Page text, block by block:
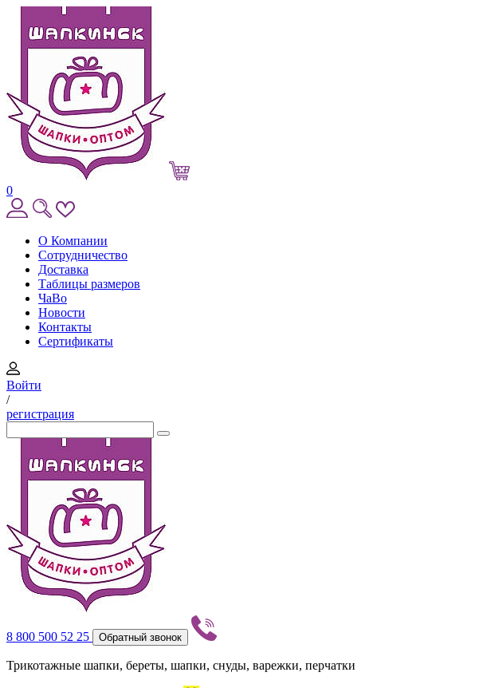
0
О Компании
Сотрудничество
Доставка
Таблицы размеров
ЧаВо
Новости
Контакты
Сертификаты
Войти
/
регистрация
8 800 500 52 25 Обратный звонок
Трикотажные шапки, береты, шапки, снуды, варежки, перчатки